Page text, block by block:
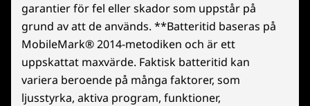
garantier för fel eller skador som uppstår på
grund av att de används. **Batteritid baseras på
MobileMark® 2014-metodiken och är ett
uppskattat maxvärde. Faktisk batteritid kan
variera beroende på många faktorer, som
ljusstyrka, aktiva program, funktioner,